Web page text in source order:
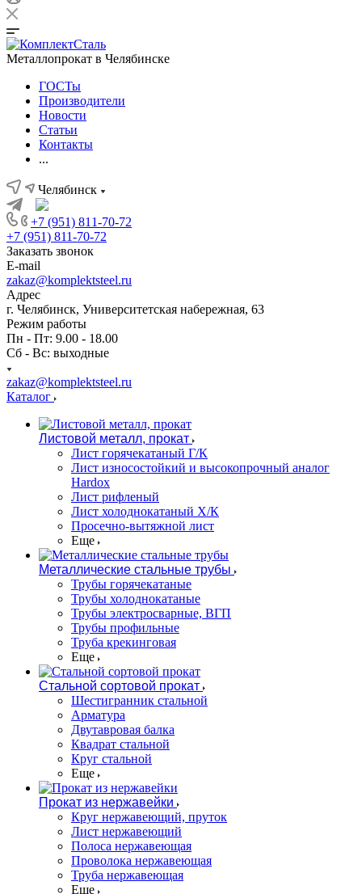
Металлопрокат в Челябинске
ГОСТы
Производители
Новости
Статьи
Контакты
...
Челябинск
+7 (951) 811-70-72
+7 (951) 811-70-72
Заказать звонок
E-mail
zakaz@komplektsteel.ru
Адрес
г. Челябинск, Университетская набережная, 63
Режим работы
Пн - Пт: 9.00 - 18.00
Сб - Вс: выходные
zakaz@komplektsteel.ru
Каталог
Листовой металл, прокат
Лист горячекатаный Г/К
Лист износостойкий и высокопрочный аналог
Hardox
Лист рифленый
Лист холоднокатаный Х/К
Просечно-вытяжной лист
Еще
Металлические стальные трубы
Трубы горячекатаные
Трубы холоднокатаные
Трубы электросварные, ВГП
Трубы профильные
Труба крекинговая
Еще
Стальной сортовой прокат
Шестигранник стальной
Арматура
Двутавровая балка
Квадрат стальной
Круг стальной
Еще
Прокат из нержавейки
Круг нержавеющий, пруток
Лист нержавеющий
Полоса нержавеющая
Проволока нержавеющая
Труба нержавеющая
Еще